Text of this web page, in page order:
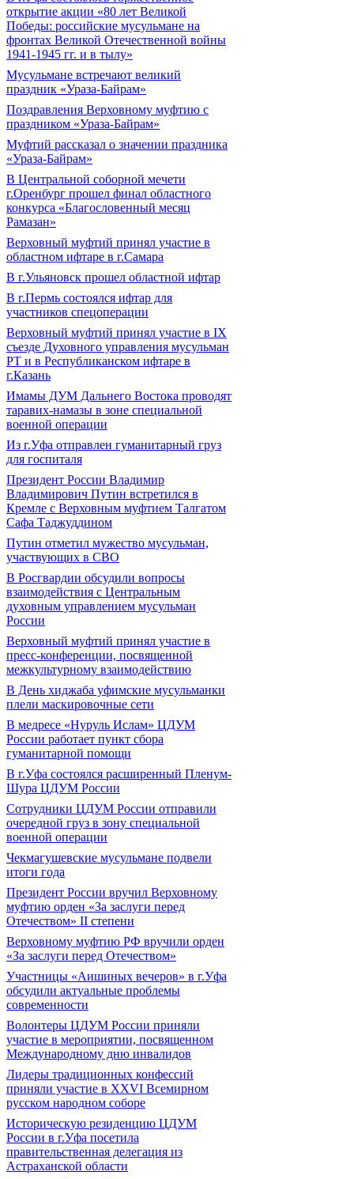
открытие акции «80 лет Великой
Победы: российские мусульмане на
фронтах Великой Отечественной войны
1941-1945 гг. и в тылу»
Мусульмане встречают великий
праздник «Ураза-Байрам»
Поздравления Верховному муфтию с
праздником «Ураза-Байрам»
Муфтий рассказал о значении праздника
«Ураза-Байрам»
В Центральной соборной мечети
г.Оренбург прошел финал областного
конкурса «Благословенный месяц
Рамазан»
Верховный муфтий принял участие в
областном ифтаре в г.Самара
В г.Ульяновск прошел областной ифтар
В г.Пермь состоялся ифтар для
участников спецоперации
Верховный муфтий принял участие в IХ
съезде Духовного управления мусульман
РТ и в Республиканском ифтаре в
г.Казань
Имамы ДУМ Дальнего Востока проводят
таравих-намазы в зоне специальной
военной операции
Из г.Уфа отправлен гуманитарный груз
для госпиталя
Президент России Владимир
Владимирович Путин встретился в
Кремле с Верховным муфтием Талгатом
Сафа Таджуддином
Путин отметил мужество мусульман,
участвующих в СВО
В Росгвардии обсудили вопросы
взаимодействия с Центральным
духовным управлением мусульман
России
Верховный муфтий принял участие в
пресс-конференции, посвященной
межкультурному взаимодействию
В День хиджаба уфимские мусульманки
плели маскировочные сети
В медресе «Нуруль Ислам» ЦДУМ
России работает пункт сбора
гуманитарной помощи
В г.Уфа состоялся расширенный Пленум-
Шура ЦДУМ России
Сотрудники ЦДУМ России отправили
очередной груз в зону специальной
военной операции
Чекмагушевские мусульмане подвели
итоги года
Президент России вручил Верховному
муфтию орден «За заслуги перед
Отечеством» II степени
Верховному муфтию РФ вручили орден
«За заслуги перед Отечеством»
Участницы «Аишиных вечеров» в г.Уфа
обсудили актуальные проблемы
современности
Волонтеры ЦДУМ России приняли
участие в мероприятии, посвященном
Международному дню инвалидов
Лидеры традиционных конфессий
приняли участие в XXVI Всемирном
русском народном соборе
Историческую резиденцию ЦДУМ
России в г.Уфа посетила
правительственная делегация из
Астраханской области